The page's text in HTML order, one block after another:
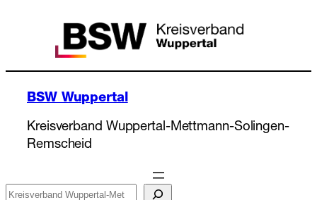
BSW Wuppertal
Kreisverband Wuppertal-Mettmann-Solingen-
Remscheid
Suchen